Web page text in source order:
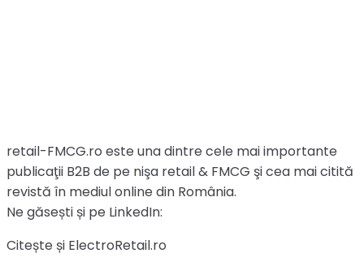
retail-FMCG.ro este una dintre cele mai importante
publicaţii B2B de pe nişa retail & FMCG şi cea mai citită
revistă în mediul online din România.
Ne găsești și pe LinkedIn:
Citește și ElectroRetail.ro